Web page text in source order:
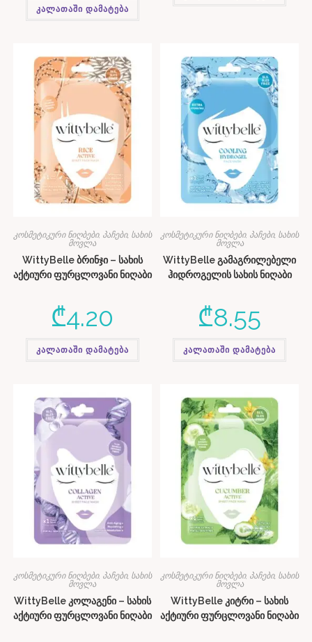
კალათაში დამატება
კოსმეტიკური ნიღბები, პაჩები, სახის
მოვლა
WittyBelle ბრინჯი – სახის
აქტიური ფურცლოვანი ნიღაბი
₾4.20
კალათაში დამატება
კოსმეტიკური ნიღბები, პაჩები, სახის
მოვლა
WittyBelle გამაგრილებელი
ჰიდროგელის სახის ნიღაბი
₾8.55
კალათაში დამატება
კოსმეტიკური ნიღბები, პაჩები, სახის
მოვლა
WittyBelle კოლაგენი – სახის
აქტიური ფურცლოვანი ნიღაბი
კოსმეტიკური ნიღბები, პაჩები, სახის
მოვლა
WittyBelle კიტრი – სახის
აქტიური ფურცლოვანი ნიღაბი